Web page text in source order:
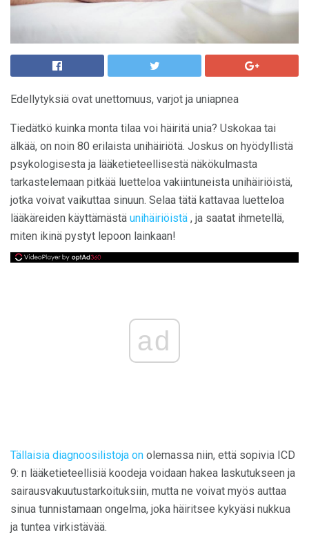
Edellytyksiä ovat unettomuus, varjot ja uniapnea
Tiedätkö kuinka monta tilaa voi häiritä unia? Uskokaa tai
älkää, on noin 80 erilaista unihäiriötä. Joskus on hyödyllistä
psykologisesta ja lääketieteellisestä näkökulmasta
tarkastelemaan pitkää luetteloa vakiintuneista unihäiriöistä,
jotka voivat vaikuttaa sinuun. Selaa tätä kattavaa luetteloa
lääkäreiden käyttämästä unihäiriöistä , ja saatat ihmetellä,
miten ikinä pystyt lepoon lainkaan!
ad
Tällaisia ​​diagnoosilistoja on olemassa niin, että sopivia ICD
9: n lääketieteellisiä koodeja voidaan hakea laskutukseen ja
sairausvakuutustarkoituksiin, mutta ne voivat myös auttaa
sinua tunnistamaan ongelma, joka häiritsee kykyäsi nukkua
ja tuntea virkistävää.